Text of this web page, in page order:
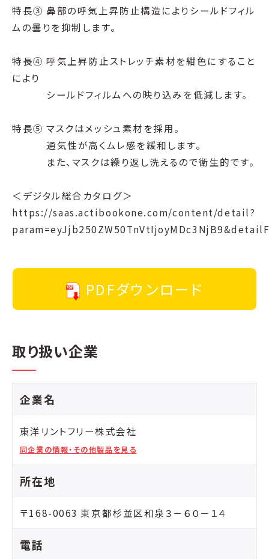
特長③ 鼻部の呼気上昇防止構造によりシールドフィル
ムの曇りを抑制します。
特長④ 呼気上昇防止ストレッチ素材を紺色にすること
により
シールドフィルムへの映り込みを低減します。
特長⑤ マスクはメッシュ素材を採用。
通気性が高くムレ感を緩和します。
また、マスクは繰り返し洗えるので衛生的です。
＜デジタル総合カタログ＞
https://saas.actibookone.com/content/detail?
PDFダウンロード
取り扱い企業
企業名
東洋リントフリー株式会社
同企業の情報・その他製品を見る
所在地
〒168-0063 東京都杉並区和泉３－６０－１４
電話